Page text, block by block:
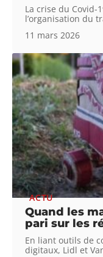
La crise du Covid-
l’organisation du
11 mars 2026
ACTU
Quand les
pari sur les
En liant outils de
digitaux, Lidl et